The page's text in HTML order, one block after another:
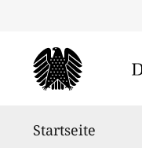
Startseite